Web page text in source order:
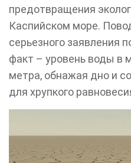
предотвращения
Каспийском море.
серьезного заявления
факт – уровень воды в
метра, обнажая дно и
для хрупкого